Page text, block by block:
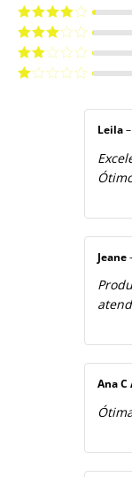
Avaliação5
Avaliação
Avaliação
Avaliação
Leila –
Jeane
Ana C